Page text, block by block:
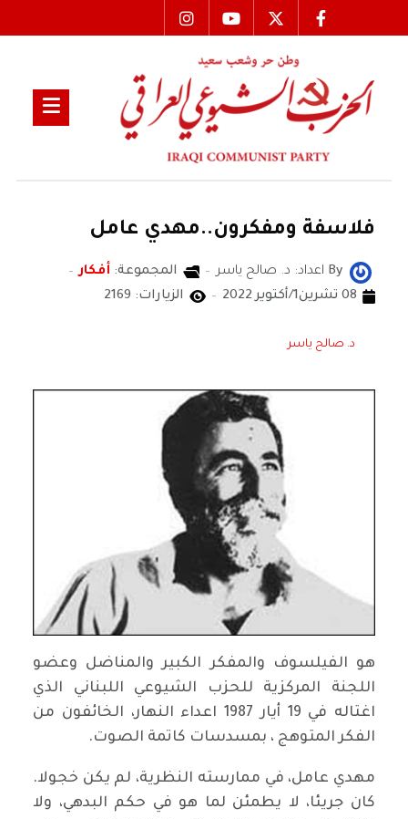
فلاسفة ومفكرون..مهدي عامل
By اعداد: د. صالح ياسر المجموعة: أفكار
08 تشرين1/أكتوير 2022
الزيارات: 2169
د. صالح ياسر
هو الفيلسوف والمفكر الكبير والمناضل وعضو
اللجنة المركزية للحزب الشيوعي اللبناني الذي
اغتاله في 19 أيار 1987 اعداء النهار، الخائفون من
الفكر المتوهج ، بمسدسات كاتمة الصوت.
مهدي عامل، في ممارسته النظرية، لم يكن خجولا.
كان جريئا، لا يطمئن لما هو في حكم البدهي، ولا